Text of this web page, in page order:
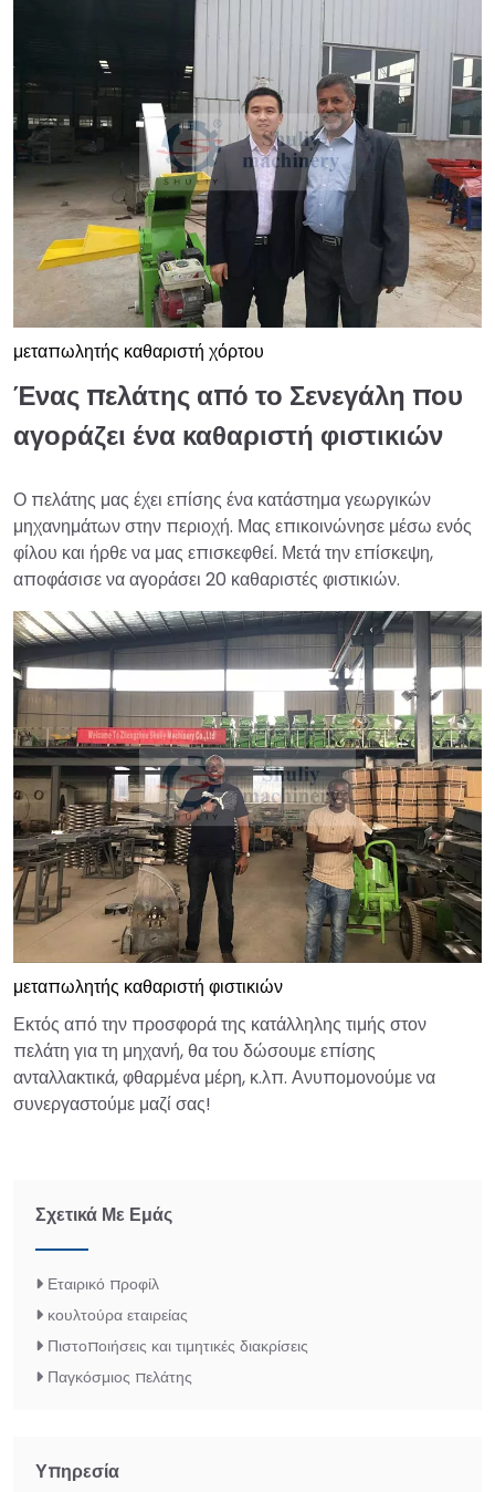
μεταπωλητής καθαριστή χόρτου
Ένας πελάτης από το Σενεγάλη που
αγοράζει ένα καθαριστή φιστικιών
Ο πελάτης μας έχει επίσης ένα κατάστημα γεωργικών
μηχανημάτων στην περιοχή. Μας επικοινώνησε μέσω ενός
φίλου και ήρθε να μας επισκεφθεί. Μετά την επίσκεψη,
αποφάσισε να αγοράσει 20 καθαριστές φιστικιών.
μεταπωλητής καθαριστή φιστικιών
Εκτός από την προσφορά της κατάλληλης τιμής στον
πελάτη για τη μηχανή, θα του δώσουμε επίσης
ανταλλακτικά, φθαρμένα μέρη, κ.λπ. Ανυπομονούμε να
συνεργαστούμε μαζί σας!
Σχετικά Με Εμάς
Εταιρικό προφίλ
κουλτούρα εταιρείας
Πιστοποιήσεις και τιμητικές διακρίσεις
Παγκόσμιος πελάτης
Υπηρεσία